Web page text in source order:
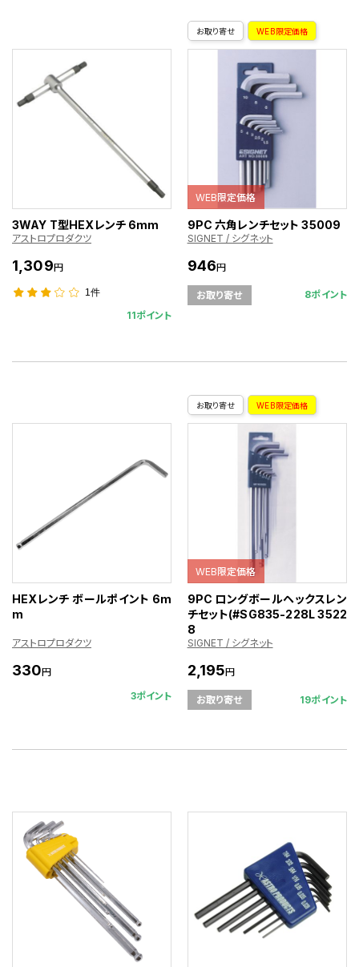
3WAY T型HEXレンチ 6mm
アストロプロダクツ
1,309円
1件
11ポイント
お取り寄せ WEB限定価格
WEB限定価格
9PC 六角レンチセット 35009
SIGNET / シグネット
946円
お取り寄せ 8ポイント
HEXレンチ ボールポイント 6m
m
アストロプロダクツ
330円
3ポイント
お取り寄せ WEB限定価格
WEB限定価格
9PC ロングボールヘックスレン
チセット(#SG835-228L 3522
8
SIGNET / シグネット
2,195円
お取り寄せ 19ポイント